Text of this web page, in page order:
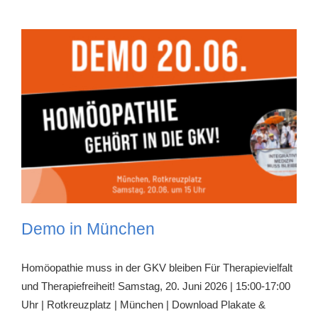
Demo in München
Homöopathie muss in der GKV bleiben Für Therapievielfalt
und Therapiefreiheit! Samstag, 20. Juni 2026 | 15:00-17:00
Uhr | Rotkreuzplatz | München | Download Plakate &